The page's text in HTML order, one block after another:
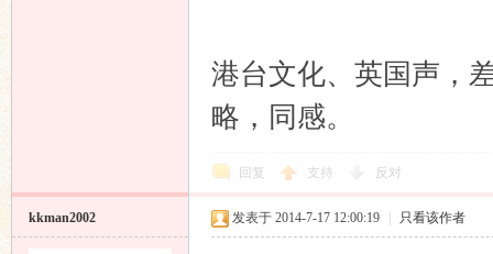
港台文化、英国声，
略，同感。
回复 支持 反对
kkman2002 发表于 2014-7-17 12:00:19 只看该作者